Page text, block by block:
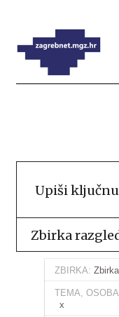
Zbirka
ZBIRKA:
TEMA,